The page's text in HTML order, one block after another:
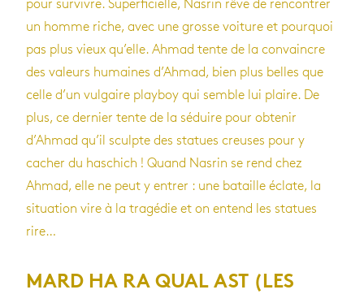
pour survivre. Superficielle, Nasrin rêve de rencontrer
un homme riche, avec une grosse voiture et pourquoi
pas plus vieux qu’elle. Ahmad tente de la convaincre
des valeurs humaines d’Ahmad, bien plus belles que
celle d’un vulgaire playboy qui semble lui plaire. De
plus, ce dernier tente de la séduire pour obtenir
d’Ahmad qu’il sculpte des statues creuses pour y
cacher du haschich ! Quand Nasrin se rend chez
Ahmad, elle ne peut y entrer : une bataille éclate, la
situation vire à la tragédie et on entend les statues
rire…
MARD HA RA QUAL AST
(LES